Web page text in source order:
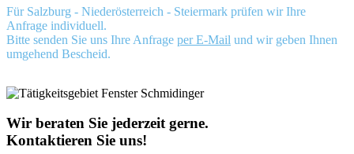
Für Salzburg - Niederösterreich - Steiermark prüfen wir Ihre
Anfrage individuell.
Bitte senden Sie uns Ihre Anfrage per E-Mail und wir geben Ihnen
umgehend Bescheid.
Wir beraten Sie jederzeit gerne.
Kontaktieren Sie uns!